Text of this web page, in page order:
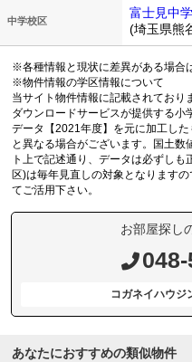
中学校区
富士見中
(埼玉県熊
※各種情報と現状に差異がある場合
※物件情報の学区情報について
当サイト物件情報に記載されており
ダウンロードサービスが提供する
データ【2021年度】を元に加工し
と異なる場合がございます。国土数
ト上で記述通り、データは必ずし
区)は毎年見直しの対象となります
てご活用下さい。
お部屋探し
コガネイハウ
あなたにおすすめの類似物件